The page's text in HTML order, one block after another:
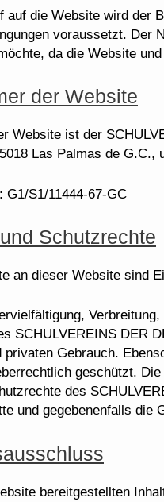
auf die Website wird der
voraussetzt. Der
da die Website
der Website
Website ist der
Las Palmas de G.C.,
G1/S1/11444-67-GC
Schutzrechte
an dieser Website sind
SCHULVEREINS DER
privaten Gebrauch.
geschützt.
des
und gegebenenfalls die
bereitgestellten